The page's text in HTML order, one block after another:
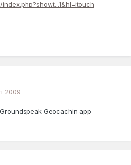
2009
Geocachin app